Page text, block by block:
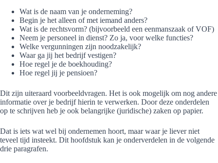
Wat is de naam van je onderneming?
Begin je het alleen of met iemand anders?
Wat is de rechtsvorm? (bijvoorbeeld een eenmanszaak of VOF)
Neem je personeel in dienst? Zo ja, voor welke functies?
Welke vergunningen zijn noodzakelijk?
Waar ga jij het bedrijf vestigen?
Hoe regel je de boekhouding?
Hoe regel jij je pensioen?
Dit zijn uiteraard voorbeeldvragen. Het is ook mogelijk om nog andere
informatie over je bedrijf hierin te verwerken. Door deze onderdelen
op te schrijven heb je ook belangrijke (juridische) zaken op papier.
Dat is iets wat wel bij ondernemen hoort, maar waar je liever niet
teveel tijd insteekt. Dit hoofdstuk kan je onderverdelen in de volgende
drie paragrafen.